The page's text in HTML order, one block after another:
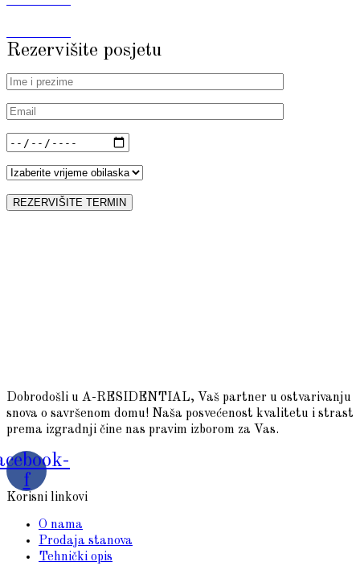
Rezervišite posjetu
Dobrodošli u A-RESIDENTIAL, Vaš partner u ostvarivanju
snova o savršenom domu! Naša posvećenost kvalitetu i strast
prema izgradnji čine nas pravim izborom za Vas.
f
Korisni linkovi
O nama
Prodaja stanova
Tehnički opis